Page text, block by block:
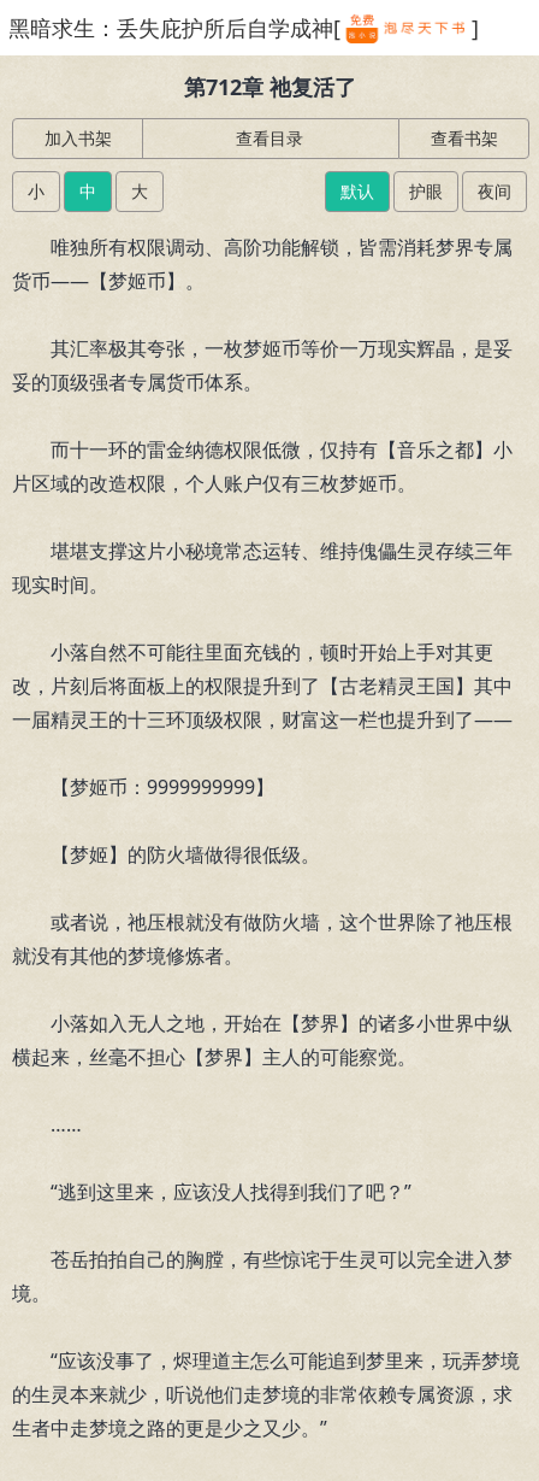
黑暗求生：丢失庇护所后自学成神[ ]繁体
第712章 祂复活了
加入书架 查看目录 查看书架
小 中 大 默认 护眼 夜间
唯独所有权限调动、高阶功能解锁，皆需消耗梦界专属
货币——【梦姬币】。
其汇率极其夸张，一枚梦姬币等价一万现实辉晶，是妥
妥的顶级强者专属货币体系。
而十一环的雷金纳德权限低微，仅持有【音乐之都】小
片区域的改造权限，个人账户仅有三枚梦姬币。
堪堪支撑这片小秘境常态运转、维持傀儡生灵存续三年
现实时间。
小落自然不可能往里面充钱的，顿时开始上手对其更
改，片刻后将面板上的权限提升到了【古老精灵王国】其中
一届精灵王的十三环顶级权限，财富这一栏也提升到了——
【梦姬币：9999999999】
【梦姬】的防火墙做得很低级。
或者说，祂压根就没有做防火墙，这个世界除了祂压根
就没有其他的梦境修炼者。
小落如入无人之地，开始在【梦界】的诸多小世界中纵
横起来，丝毫不担心【梦界】主人的可能察觉。
……
“逃到这里来，应该没人找得到我们了吧？”
苍岳拍拍自己的胸膛，有些惊诧于生灵可以完全进入梦
境。
“应该没事了，烬理道主怎么可能追到梦里来，玩弄梦境
的生灵本来就少，听说他们走梦境的非常依赖专属资源，求
生者中走梦境之路的更是少之又少。”